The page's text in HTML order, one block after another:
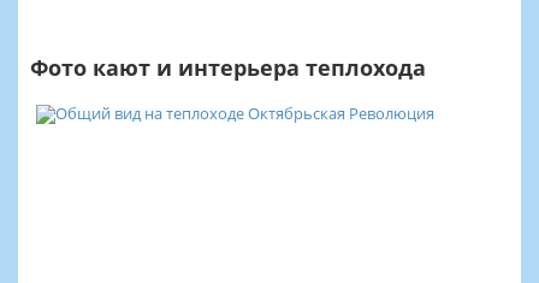
Фото кают и интерьера теплохода